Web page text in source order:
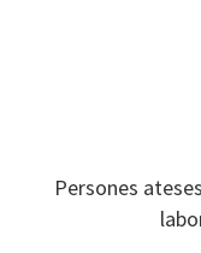
Persones